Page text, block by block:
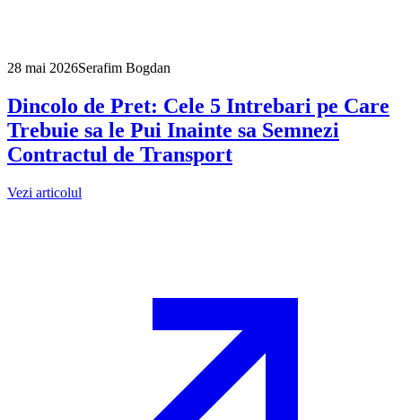
28 mai 2026Serafim Bogdan
Dincolo de Pret: Cele 5 Intrebari pe Care
Trebuie sa le Pui Inainte sa Semnezi
Contractul de Transport
Vezi articolul